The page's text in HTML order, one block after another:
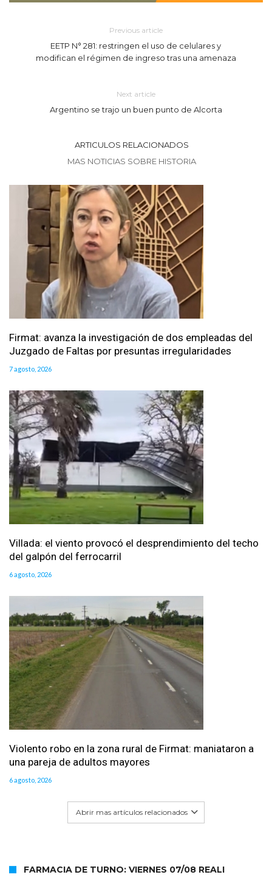
Previous article
EETP N° 281: restringen el uso de celulares y
modifican el régimen de ingreso tras una amenaza
Next article
Argentino se trajo un buen punto de Alcorta
ARTICULOS RELACIONADOS
MAS NOTICIAS SOBRE HISTORIA
Firmat: avanza la investigación de dos empleadas del
Juzgado de Faltas por presuntas irregularidades
7 agosto, 2026
Villada: el viento provocó el desprendimiento del techo
del galpón del ferrocarril
6 agosto, 2026
Violento robo en la zona rural de Firmat: maniataron a
una pareja de adultos mayores
6 agosto, 2026
Abrir mas artículos relacionados
FARMACIA DE TURNO: VIERNES 07/08 REALI